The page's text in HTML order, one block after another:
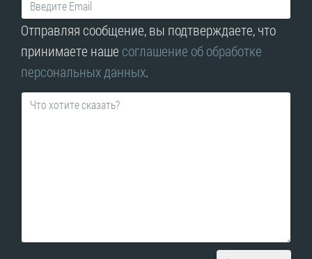
Отправляя сообщение, вы подтверждаете, что
принимаете наше соглашение об обработке
персональных данных.